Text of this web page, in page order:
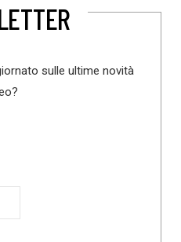
sulle ultime novità